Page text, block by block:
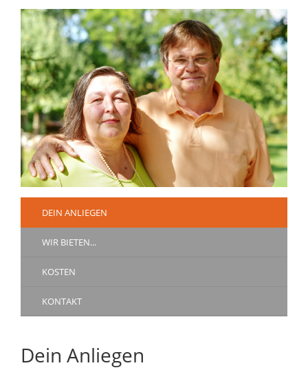
DEIN ANLIEGEN
WIR BIETEN...
KOSTEN
KONTAKT
Dein Anliegen